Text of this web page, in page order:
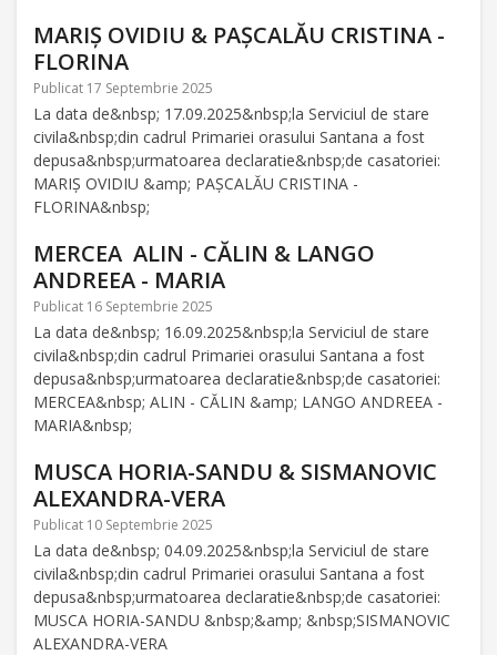
MARIȘ OVIDIU & PAȘCALĂU CRISTINA -
FLORINA
Publicat 17 Septembrie 2025
La data de&nbsp; 17.09.2025&nbsp;la Serviciul de stare
civila&nbsp;din cadrul Primariei orasului Santana a fost
depusa&nbsp;urmatoarea declaratie&nbsp;de casatoriei:
MARIȘ OVIDIU &amp; PAȘCALĂU CRISTINA -
FLORINA&nbsp;
MERCEA ALIN - CĂLIN & LANGO
ANDREEA - MARIA
Publicat 16 Septembrie 2025
La data de&nbsp; 16.09.2025&nbsp;la Serviciul de stare
civila&nbsp;din cadrul Primariei orasului Santana a fost
depusa&nbsp;urmatoarea declaratie&nbsp;de casatoriei:
MERCEA&nbsp; ALIN - CĂLIN &amp; LANGO ANDREEA -
MARIA&nbsp;
MUSCA HORIA-SANDU & SISMANOVIC
ALEXANDRA-VERA
Publicat 10 Septembrie 2025
La data de&nbsp; 04.09.2025&nbsp;la Serviciul de stare
civila&nbsp;din cadrul Primariei orasului Santana a fost
depusa&nbsp;urmatoarea declaratie&nbsp;de casatoriei:
MUSCA HORIA-SANDU &nbsp;&amp; &nbsp;SISMANOVIC
ALEXANDRA-VERA